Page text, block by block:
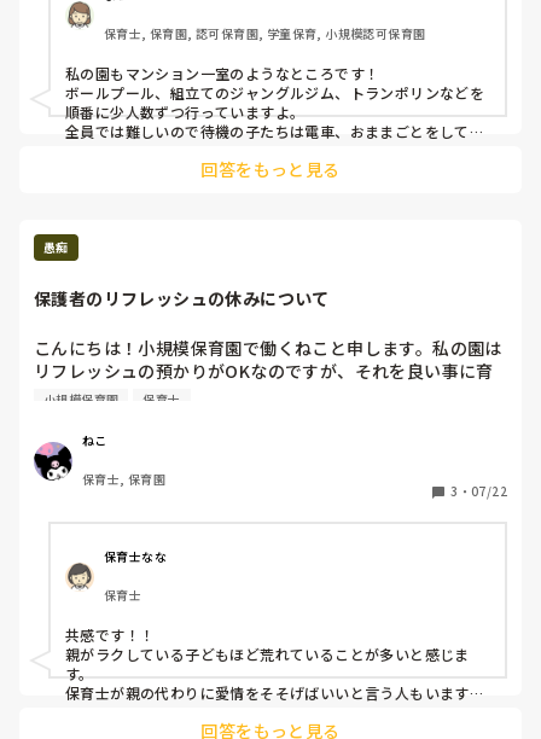
保育士, 保育園, 認可保育園, 学童保育, 小規模認可保育園
私の園もマンション一室のようなところです！
ボールプール、組立てのジャングルジム、トランポリンなどを
順番に少人数ずつ行っていますよ。
全員では難しいので待機の子たちは電車、おままごとをして待
少しでもご参考になると良いです。
回答をもっと見る
愚痴
保護者のリフレッシュの休みについて
こんにちは！小規模保育園で働くねこと申します。私の園は
リフレッシュの預かりがOKなのですが、それを良い事に育
休中の方が週6で預かりをしています。休みは日曜、祝日の
動をしたりと気持ちが徐々に不安定となっています。それと
保護者の方は上の子可愛くない症候群の傾向が強く子どもの
様子を伝えても素っ気ない感じで悲しくなりました。自治体
や地域によって預かり方はバラバラだと思いますが、育休中
の方はせめて土曜日は休みにして欲しいなと思います。
小規模保育園 保育士
ねこ
保育士, 保育園
3 ・ 07/22
保育士なな
保育士
共感です！！
親がラクしている子どもほど荒れていることが多いと感じま
す。
保育士が親の代わりに愛情をそそげばいいと言う人もいます
回答をもっと見る